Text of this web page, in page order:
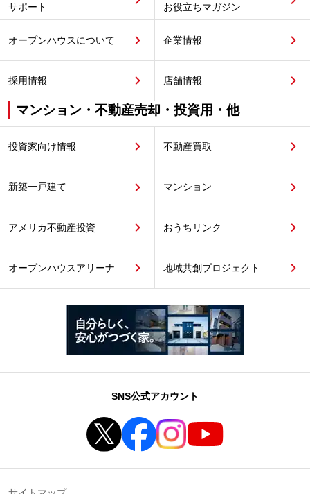
サポート
お役立ちマガジン
オープンハウスについて 企業情報
採用情報 店舗情報
マンション・不動産売却・投資用・他
投資家向け情報 不動産買取
新築一戸建て マンション
アメリカ不動産投資 おうちリンク
オープンハウスアリーナ 地域共創プロジェクト
SNS公式アカウント